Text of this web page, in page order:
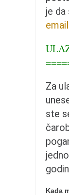
ćirilica
porodične priče
Okinava
moje
istorija
bubishi
kihon
je da
Za
ste
Kada